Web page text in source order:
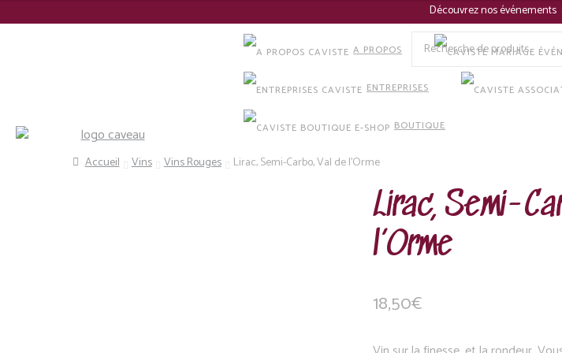
Découvrez nos événements :
la
Recherche
pour :
Recherche A PROPOS
ENTREPRISES
BOUTIQUE
Accueil Vins Vins Rouges Lirac, Semi-Carbo, Val de l’Orme
Lirac, Semi-
l’Orme
18,50€